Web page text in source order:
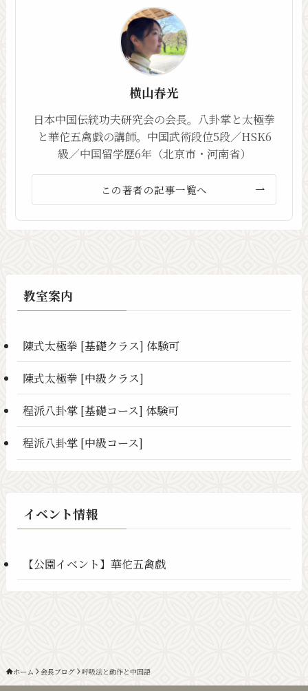
横山春光
日本中国伝統功夫研究会の会長。八卦掌と太極拳
と華佗五禽戯の講師。中国武術段位5段／HSK6
級／中国留学歴6年（北京市・河南省）
この著者の記事一覧へ
教室案内
陳式太極拳 [基礎クラス] 体験可
陳式太極拳 [中級クラス]
程派八卦掌 [基礎コース] 体験可
程派八卦掌 [中級コース]
イベント情報
【公園イベント】華佗五禽戯
ホーム 会長ブログ 呼吸法と動作と中国語